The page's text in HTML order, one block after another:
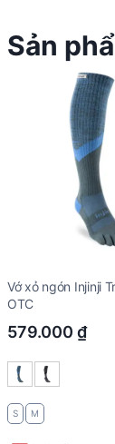
Sản
Vớ xỏ ngón Injinji
OTC
579.000 ₫
S M